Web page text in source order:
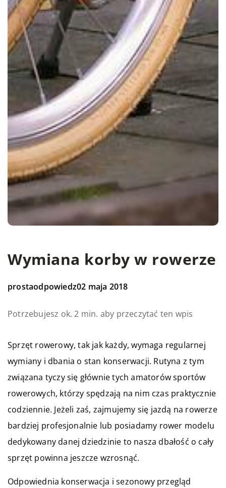
Wymiana korby w rowerze
prostaodpowiedz02 maja 2018
Potrzebujesz ok. 2 min. aby przeczytać ten wpis
Sprzęt rowerowy, tak jak każdy, wymaga regularnej
wymiany i dbania o stan konserwacji. Rutyna z tym
związana tyczy się głównie tych amatorów sportów
rowerowych, którzy spędzają na nim czas praktycznie
codziennie. Jeżeli zaś, zajmujemy się jazdą na rowerze
bardziej profesjonalnie lub posiadamy rower modelu
dedykowany danej dziedzinie to nasza dbałość o cały
sprzęt powinna jeszcze wzrosnąć.
Odpowiednia konserwacja i sezonowy przegląd